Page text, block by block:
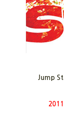
Jump
2011